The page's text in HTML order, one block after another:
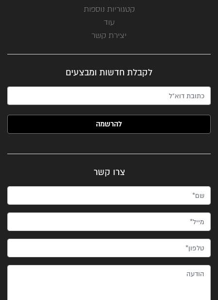
קטגוריות נוספות
עוד
יצירת קשר
לקבלת חדשות ומבצעים
האימייל שלך (חובה)
צרו קשר